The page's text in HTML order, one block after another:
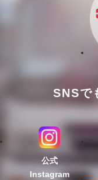
SNSで
公式
Instagram